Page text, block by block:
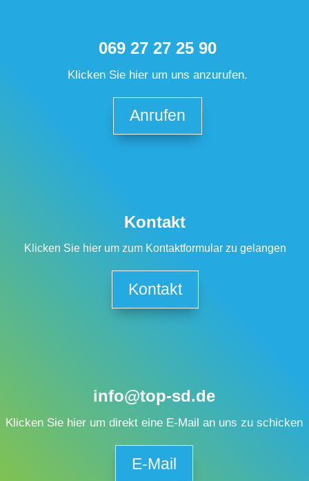
069 27 27 25 90
Klicken Sie hier um uns anzurufen.
Anrufen
Kontakt
Klicken Sie hier um zum Kontaktformular zu gelangen
Kontakt
info@top-sd.de
Klicken Sie hier um direkt eine E-Mail an uns zu schicken
E-Mail